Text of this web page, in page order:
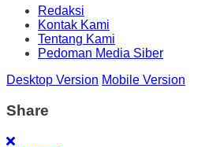
Redaksi
Kontak Kami
Tentang Kami
Pedoman Media Siber
Desktop Version Mobile Version
Share